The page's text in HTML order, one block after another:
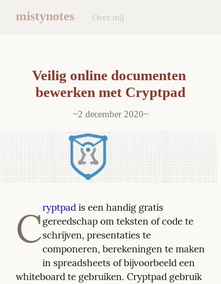
mistynotes Over mij
Veilig online documenten
bewerken met Cryptpad
2 december 2020
Cryptpad is een handig gratis
gereedschap om teksten of code te
schrijven, presentaties te
componeren, berekeningen te maken
in spreadsheets of bijvoorbeeld een
whiteboard te gebruiken. Cryptpad gebruik